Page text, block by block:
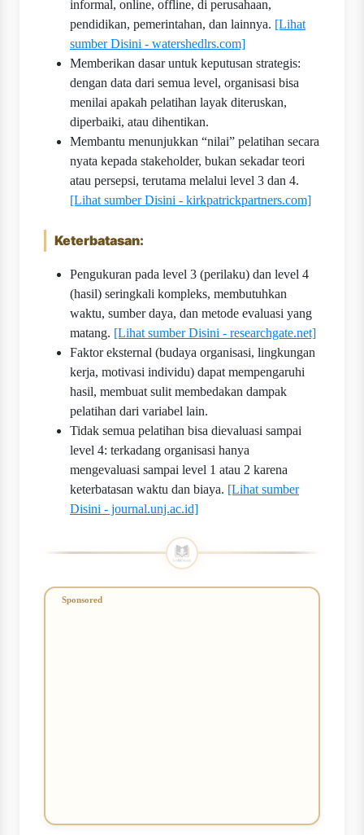
informal, online, offline, di perusahaan,
pendidikan, pemerintahan, dan lainnya. [Lihat
sumber Disini - watershedlrs.com]
Memberikan dasar untuk keputusan strategis:
dengan data dari semua level, organisasi bisa
menilai apakah pelatihan layak diteruskan,
diperbaiki, atau dihentikan.
Membantu menunjukkan “nilai” pelatihan secara
nyata kepada stakeholder, bukan sekadar teori
atau persepsi, terutama melalui level 3 dan 4.
[Lihat sumber Disini - kirkpatrickpartners.com]
Keterbatasan:
Pengukuran pada level 3 (perilaku) dan level 4
(hasil) seringkali kompleks, membutuhkan
waktu, sumber daya, dan metode evaluasi yang
matang. [Lihat sumber Disini - researchgate.net]
Faktor eksternal (budaya organisasi, lingkungan
kerja, motivasi individu) dapat mempengaruhi
hasil, membuat sulit membedakan dampak
pelatihan dari variabel lain.
Tidak semua pelatihan bisa dievaluasi sampai
level 4: terkadang organisasi hanya
mengevaluasi sampai level 1 atau 2 karena
keterbatasan waktu dan biaya. [Lihat sumber
Disini - journal.unj.ac.id]